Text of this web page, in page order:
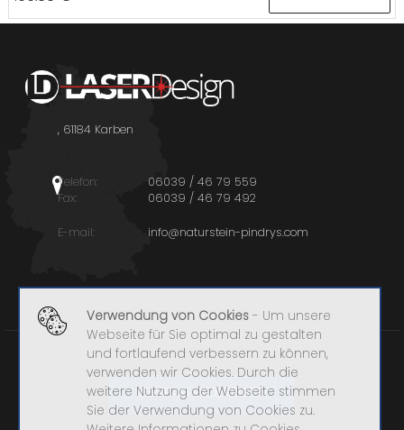
, 61184 Karben
Telefon:
06039 / 46 79 559
Fax:
06039 / 46 79 492
E-mail: info@naturstein-pindrys.com
VERTRAG WIDERRUFEN
Verwendung von Cookies- Um unsere
Webseite für Sie optimal zu gestalten
und fortlaufend verbessern zu können,
verwenden wir Cookies. Durch die
weitere Nutzung der Webseite stimmen
Sie der Verwendung von Cookies zu.